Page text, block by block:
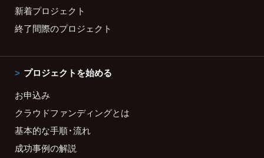
新着プロジェクト
終了間際のプロジェクト
プロジェクトを始める
お申込み
クラウドファンディングとは
基本的な手順・流れ
成功事例の解説